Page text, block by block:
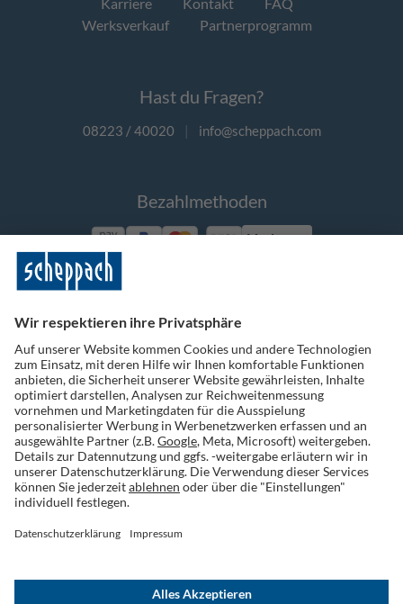
Werksverkauf
Partnerprogramm
Hast du Fragen?
08223 / 40020 | info@scheppach.com
Bezahlmethoden
Vorkasse
Folge uns auf Social Media